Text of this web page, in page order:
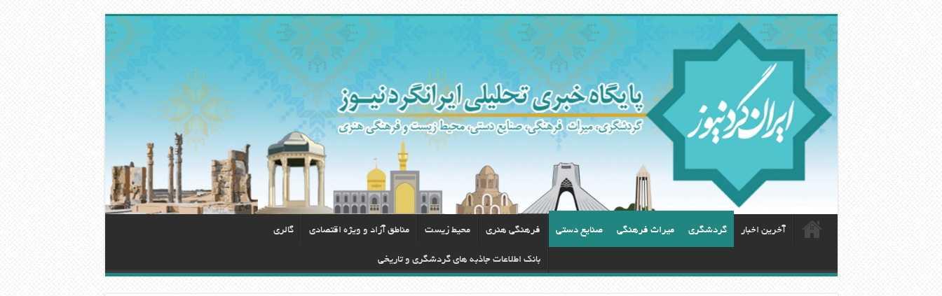
آخرین اخبار گردشگری ميراث فرهنگی صنایع دستی فرهنگی هنری محيط زيست مناطق آزاد و ویژه اقتصادی گالری
بانک اطلاعات جاذبه های گردشگری و تاریخی